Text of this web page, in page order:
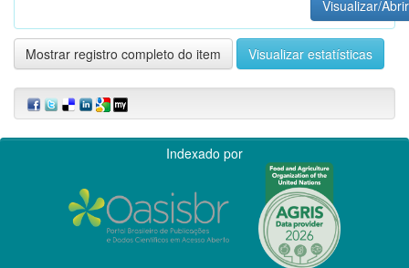
Visualizar/Abrir
Mostrar registro completo do item Visualizar estatísticas
Indexado por